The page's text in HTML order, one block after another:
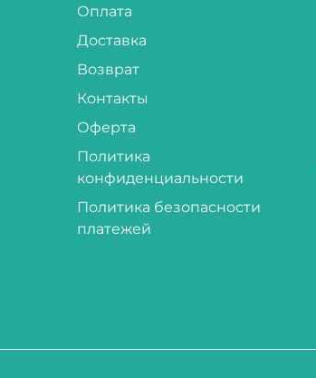
Оплата
Доставка
Возврат
Контакты
Оферта
Политика
конфиденциальности
Политика безопасности
платежей